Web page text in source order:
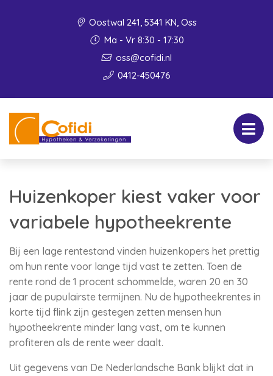
Oostwal 241, 5341 KN, Oss
Ma - Vr 8:30 - 17:30
oss@cofidi.nl
0412-450476
Huizenkoper kiest vaker voor
variabele hypotheekrente
Bij een lage rentestand vinden huizenkopers het prettig
om hun rente voor lange tijd vast te zetten. Toen de
rente rond de 1 procent schommelde, waren 20 en 30
jaar de pupulairste termijnen. Nu de hypotheekrentes in
korte tijd flink zijn gestegen zetten mensen hun
hypotheekrente minder lang vast, om te kunnen
profiteren als de rente weer daalt.
Uit gegevens van De Nederlandsche Bank blijkt dat in